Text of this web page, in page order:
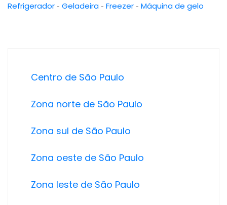
Refrigerador - Geladeira - Freezer - Máquina de gelo
Centro de São Paulo
Zona norte de São Paulo
Zona sul de São Paulo
Zona oeste de São Paulo
Zona leste de São Paulo